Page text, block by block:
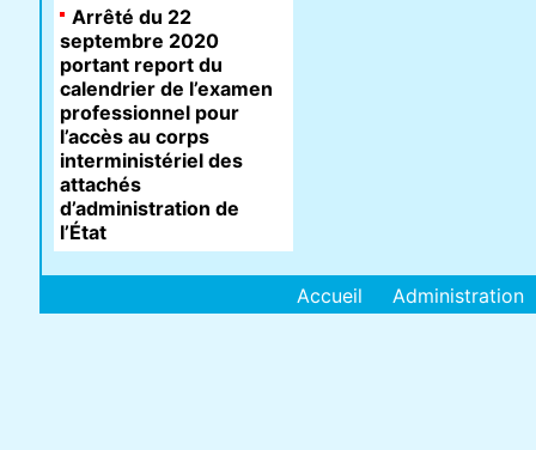
Arrêté du 22
septembre 2020
portant report du
calendrier de l’examen
professionnel pour
l’accès au corps
interministériel des
attachés
d’administration de
l’État
Accueil Administration